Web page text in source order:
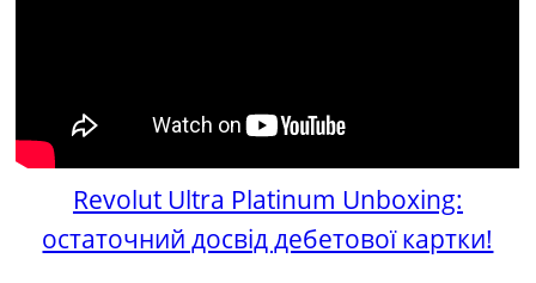
Revolut Ultra Platinum Unboxing:
остаточний досвід дебетової картки!